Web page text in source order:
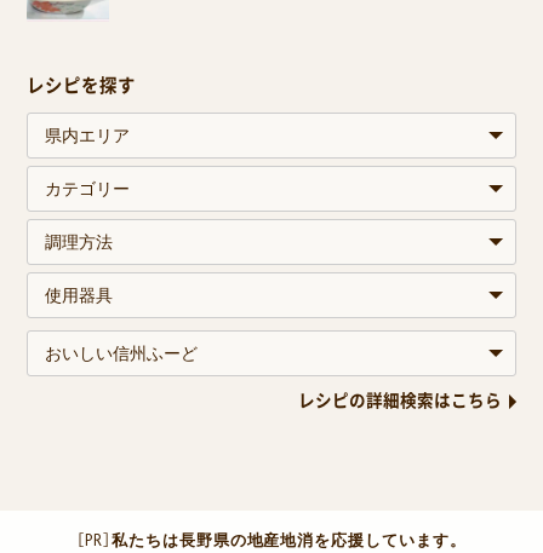
レシピを探す
レシピの詳細検索はこちら
［PR］私たちは長野県の地産地消を応援しています。